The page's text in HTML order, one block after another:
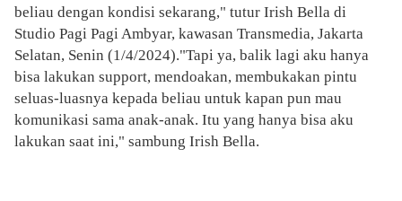
beliau dengan kondisi sekarang," tutur Irish Bella di
Studio Pagi Pagi Ambyar, kawasan Transmedia, Jakarta
Selatan, Senin (1/4/2024)."Tapi ya, balik lagi aku hanya
bisa lakukan support, mendoakan, membukakan pintu
seluas-luasnya kepada beliau untuk kapan pun mau
komunikasi sama anak-anak. Itu yang hanya bisa aku
lakukan saat ini," sambung Irish Bella.